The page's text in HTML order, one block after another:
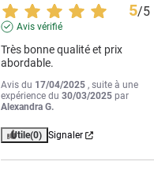
5/5
Avis vérifié
Très bonne qualité et prix
abordable.
Avis du 17/04/2025 , suite à une
expérience du30/03/2025 par
Alexandra G.
Utile(0) Signaler